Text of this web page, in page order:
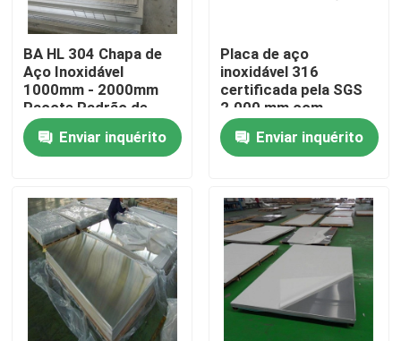
Casa
Produtos
Vídeos
Sobre nós
Excursão da fábrica
Controle da qualidade
BA HL 304 Chapa de
Aço Inoxidável
1000mm - 2000mm
Pacote Padrão de
Exportação
Enviar inquérito
Placa de aço
inoxidável 316
certificada pela SGS
2.000 mm com
superfície etc.
Enviar inquérito